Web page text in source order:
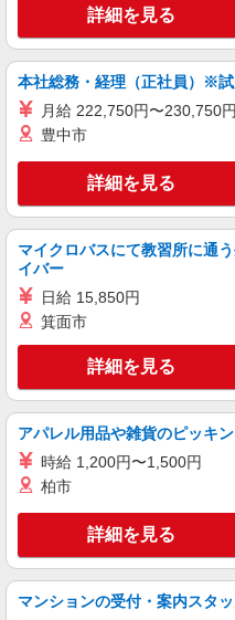
詳細を見る
本社総務・経理（正社員）※試
月給 222,750円〜230,750円
豊中市
詳細を見る
マイクロバスにて教習所に通
イバー
日給 15,850円
箕面市
詳細を見る
アパレル用品や雑貨のピッキ
時給 1,200円〜1,500円
柏市
詳細を見る
マンションの受付・案内スタ